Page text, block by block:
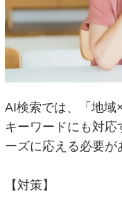
AI検索では、「地域
キーワードにも対応
ーズに応える必要が
【対策】